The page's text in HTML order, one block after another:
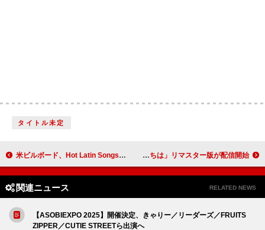
タイトル未定
米ビルボード、Hot Latin Songsサブジャンル・チャート発表開始 バッド・バニー／セレーナ・ゴメス＆ベニー・ブランコが首位に 1970年の【大阪万博】テーマ曲、三波春夫「世界の国からこんにちは」リマスター版が配信開始
関連ニュース RELATED NEWS
【ASOBIEXPO 2025】開催決定、きゃりー／リーダーズ／FRUITS
ZIPPER／CUTIE STREETら出演へ